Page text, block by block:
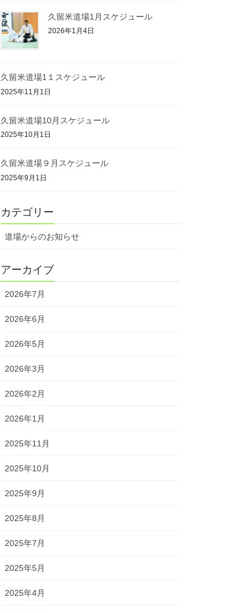
久留米道場1月スケジュール
2026年1月4日
久留米道場1１スケジュール
2025年11月1日
久留米道場10月スケジュール
2025年10月1日
久留米道場９月スケジュール
2025年9月1日
カテゴリー
道場からのお知らせ
アーカイブ
2026年7月
2026年6月
2026年5月
2026年3月
2026年2月
2026年1月
2025年11月
2025年10月
2025年9月
2025年8月
2025年7月
2025年5月
2025年4月